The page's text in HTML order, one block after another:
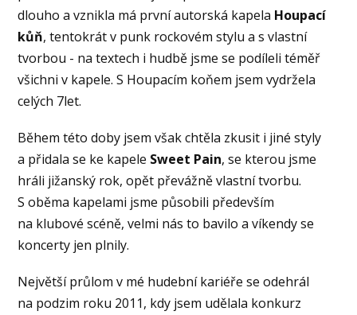
dlouho a vznikla má první autorská kapela Houpací
kůň, tentokrát v punk rockovém stylu a s vlastní
tvorbou - na textech i hudbě jsme se podíleli téměř
všichni v kapele. S Houpacím koňem jsem vydržela
celých 7let.
Během této doby jsem však chtěla zkusit i jiné styly
a přidala se ke kapele Sweet Pain, se kterou jsme
hráli jižanský rok, opět převážně vlastní tvorbu.
S oběma kapelami jsme působili především
na klubové scéně, velmi nás to bavilo a víkendy se
koncerty jen plnily.
Největší průlom v mé hudební kariéře se odehrál
na podzim roku 2011, kdy jsem udělala konkurz